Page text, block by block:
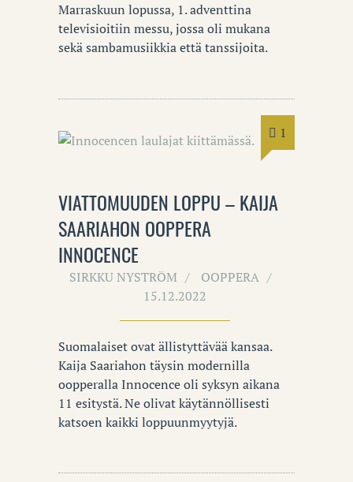
Marraskuun lopussa, 1. adventtina
televisioitiin messu, jossa oli mukana
sekä sambamusiikkia että tanssijoita.
1
VIATTOMUUDEN LOPPU – KAIJA
SAARIAHON OOPPERA
INNOCENCE
SIRKKU NYSTRÖM
OOPPERA
15.12.2022
Suomalaiset ovat ällistyttävää kansaa.
Kaija Saariahon täysin modernilla
oopperalla Innocence oli syksyn aikana
11 esitystä. Ne olivat käytännöllisesti
katsoen kaikki loppuunmyytyjä.